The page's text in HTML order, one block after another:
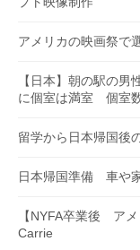
アメリカの映画祭で
【日本】朝の駅の
に個室は満室 個室
留学から日本帰国後
日本帰国準備 車や
【NYFA卒業後 ア
Carrie